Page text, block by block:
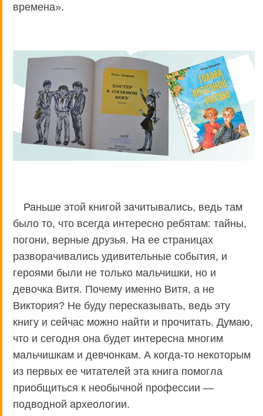
времена».
Раньше этой книгой зачитывались, ведь там
было то, что всегда интересно ребятам: тайны,
погони, верные друзья. На ее страницах
разворачивались удивительные события, и
героями были не только мальчишки, но и
девочка Витя. Почему именно Витя, а не
Виктория? Не буду пересказывать, ведь эту
книгу и сейчас можно найти и прочитать. Думаю,
что и сегодня она будет интересна многим
мальчишкам и девчонкам. А когда-то некоторым
из первых ее читателей эта книга помогла
приобщиться к необычной профессии —
подводной археологии.